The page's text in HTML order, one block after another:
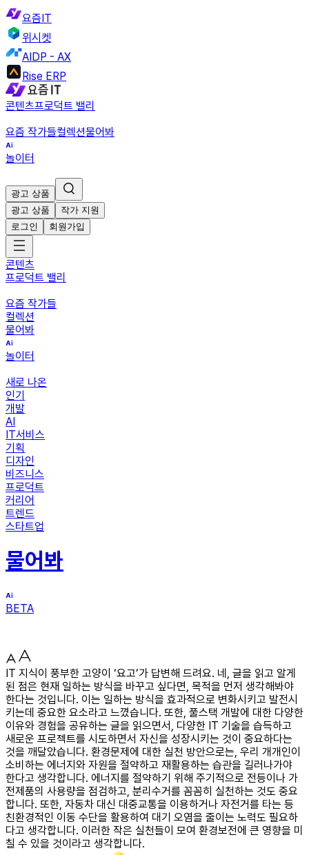
요즘IT
위시켓
AIDP - AX
Rise ERP
콘텐츠프로덕트 밸리
요즘 작가들컬렉션물어봐
놀이터
광고 상품
광고 상품
작가 지원
로그인
회원가입
콘텐츠
프로덕트 밸리
요즘 작가들
컬렉션
물어봐
놀이터
새로 나온
인기
개발
AI
IT서비스
기획
디자인
비즈니스
프로덕트
커리어
트렌드
스타트업
물어봐
BETA
IT 지식이 풍부한 고양이 ‘요고’가 답변해 드려요. 네, 글을 읽고 알게
된 점은 현재 일하는 방식을 바꾸고 싶다면, 목적을 먼저 생각해봐야
한다는 것입니다. 이는 일하는 방식을 효과적으로 변화시키고 발전시
키는데 중요한 요소라고 느꼈습니다. 또한, 풀스택 개발에 대한 다양한
이유와 경험을 공유하는 글을 읽으면서, 다양한 IT 기술을 습득하고
새로운 프로젝트를 시도하면서 자신을 성장시키는 것이 중요하다는
것을 깨달았습니다. 환경문제에 대한 실천 방안으로는, 우리 개개인이
소비하는 에너지와 자원을 절약하고 재활용하는 습관을 길러나가야
한다고 생각합니다. 에너지를 절약하기 위해 주기적으로 전등이나 가
전제품의 사용량을 점검하고, 분리수거를 꼼꼼히 실천하는 것도 중요
합니다. 또한, 자동차 대신 대중교통을 이용하거나 자전거를 타는 등
친환경적인 이동 수단을 활용하여 대기 오염을 줄이는 노력도 필요하
다고 생각합니다. 이러한 작은 실천들이 모여 환경보전에 큰 영향을 미
칠 수 있을 것이라고 생각합니다.